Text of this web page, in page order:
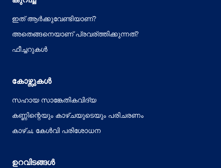
ഇത് ആർക്കുവേണ്ടിയാണ്?
അതെങ്ങനെയാണ് പ്രവര്ത്തിക്കുന്നത്?
ഫീച്ചറുകൾ
കോഴ്സുകൾ
സഹായ സാങ്കേതികവിദ്യ
കണ്ണിന്റെയും കാഴ്ചയുടെയും പരിചരണം
കാഴ്ച, കേൾവി പരിശോധന
ഉറവിടങ്ങൾ